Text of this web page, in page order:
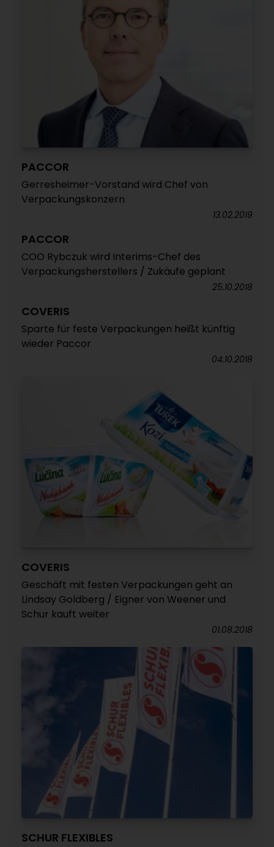
PACCOR
Gerresheimer-Vorstand wird Chef von
Verpackungskonzern
13.02.2019
PACCOR
COO Rybczuk wird Interims-Chef des
Verpackungsherstellers / Zukäufe geplant
25.10.2018
COVERIS
Sparte für feste Verpackungen heißt künftig
wieder Paccor
04.10.2018
COVERIS
Geschäft mit festen Verpackungen geht an
Lindsay Goldberg / Eigner von Weener und
Schur kauft weiter
01.08.2018
SCHUR FLEXIBLES